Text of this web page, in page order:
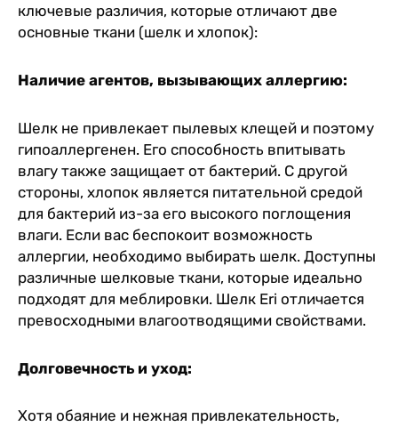
ключевые различия, которые отличают две
основные ткани (шелк и хлопок):
Наличие агентов, вызывающих аллергию:
Шелк не привлекает пылевых клещей и поэтому
гипоаллергенен. Его способность впитывать
влагу также защищает от бактерий. С другой
стороны, хлопок является питательной средой
для бактерий из-за его высокого поглощения
влаги. Если вас беспокоит возможность
аллергии, необходимо выбирать шелк. Доступны
различные шелковые ткани, которые идеально
подходят для меблировки. Шелк Eri отличается
превосходными влагоотводящими свойствами.
Долговечность и уход:
Хотя обаяние и нежная привлекательность,